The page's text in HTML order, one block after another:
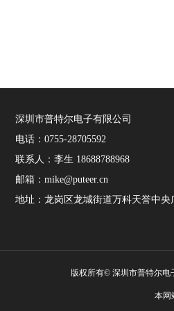
深圳市普特尔电子有限公司
电话：0755-28705592
联系人：李生 18688788968
邮箱：mike@puteer.cn
地址：龙岗区龙城街道万科天誉中央
版权所有© 深圳市普特尔电
本网